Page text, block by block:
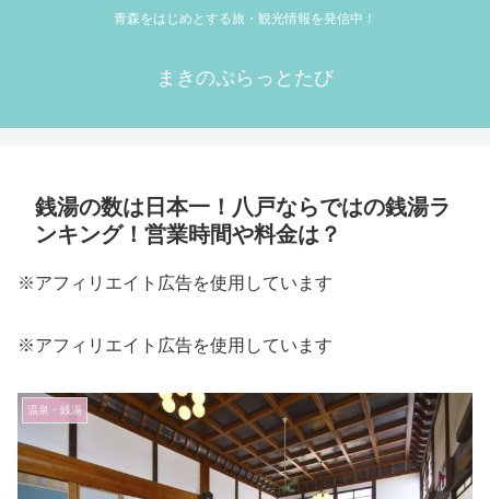
青森をはじめとする旅・観光情報を発信中！
まきのぷらっとたび
銭湯の数は日本一！八戸ならではの銭湯ラ
ンキング！営業時間や料金は？
※アフィリエイト広告を使用しています
※アフィリエイト広告を使用しています
温泉・銭湯